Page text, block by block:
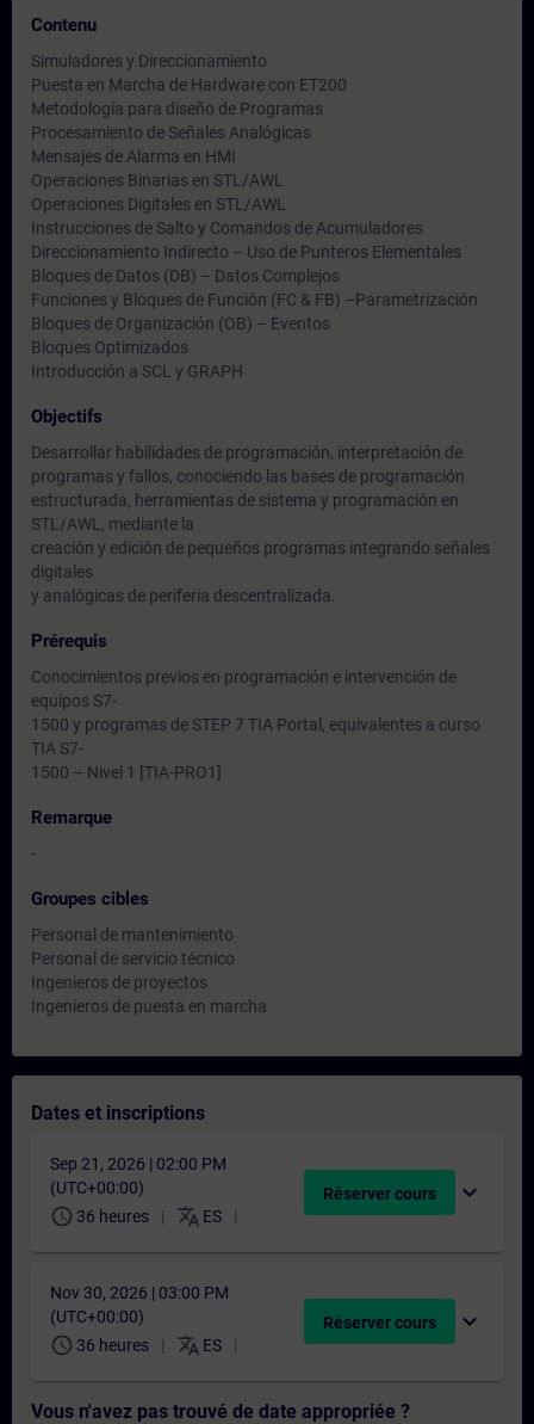
Contenu
Simuladores y Direccionamiento
Puesta en Marcha de Hardware con ET200
Metodología para diseño de Programas
Procesamiento de Señales Analógicas
Mensajes de Alarma en HMI
Operaciones Binarias en STL/AWL
Operaciones Digitales en STL/AWL
Instrucciones de Salto y Comandos de Acumuladores
Direccionamiento Indirecto – Uso de Punteros Elementales
Bloques de Datos (DB) – Datos Complejos
Funciones y Bloques de Función (FC & FB) –Parametrización
Bloques de Organización (OB) – Eventos
Bloques Optimizados
Introducción a SCL y GRAPH
Objectifs
Desarrollar habilidades de programación, interpretación de
programas y fallos, conociendo las bases de programación
estructurada, herramientas de sistema y programación en
STL/AWL, mediante la
creación y edición de pequeños programas integrando señales
digitales
y analógicas de periferia descentralizada.
Prérequis
Conocimientos previos en programación e intervención de
equipos S7-
1500 y programas de STEP 7 TIA Portal, equivalentes a curso
TIA S7-
1500 – Nivel 1 [TIA-PRO1]
Remarque
-
Groupes cibles
Personal de mantenimiento
Personal de servicio técnico
Ingenieros de proyectos
Ingenieros de puesta en marcha
Dates et inscriptions
Sep 21, 2026 | 02:00 PM
(UTC+00:00)
schedule 36 heures translate ES
Réserver cours expand_more
Nov 30, 2026 | 03:00 PM
(UTC+00:00)
schedule 36 heures translate ES
Réserver cours expand_more
Vous n'avez pas trouvé de date appropriée ?